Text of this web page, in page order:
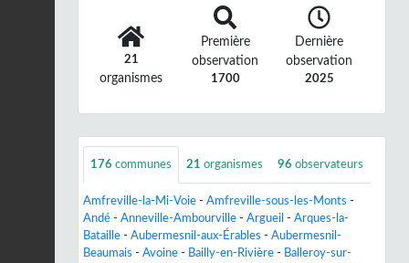
21
organismes
Première
observation
1700
Dernière
observation
2025
176 communes 21 organismes 96 observateurs
Amfreville-la-Mi-Voie - Amfreville-sous-les-Monts -
Andé - Anneville-Ambourville - Argueil - Arques-la-
Bataille - Aubermesnil-aux-Érables - Aubermesnil-
Beaumais - Avoine - Bailly-en-Rivière - Balleroy-sur-